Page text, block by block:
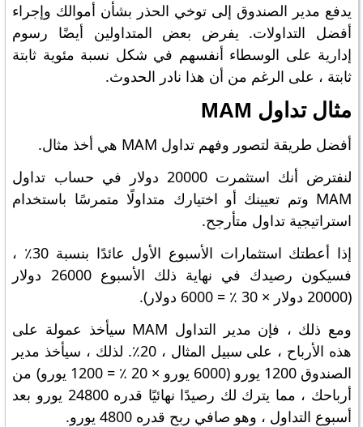
يدفع مدير الصندوق إلى توخي الحذر بشأن أموالك وإجراء
أفضل التداولات. يفرض بعض المتداولين أيضًا رسوم
إدارية على الوسطاء أنفسهم في شكل نسبة مئوية ثابتة
ثابتة ، على الرغم من أن هذا نادر الحدوث.
مثال تداول MAM
أفضل طريقة لتصور وفهم تداول MAM هي أخذ مثال.
لنفترض أنك استثمرت 20000 دولار في حساب تداول
MAM وتم تعيينك أو اختيارك متداولًا متمرسًا باستخدام
استراتيجية تداول متأرجح.
إذا أعطتك استثمارات الأسبوع الأول عائدًا بنسبة 30٪ ،
فسيكون رصيدك في نهاية ذلك الأسبوع 26000 دولار
(20000 دولار × 30 ٪ = 6000 دولار).
ومع ذلك ، فإن مدير التداول MAM سيأخذ عمولة على
هذه الأرباح ، على سبيل المثال ، 20٪. لذلك ، سيأخذ مدير
الصندوق 1200 يورو (6000 يورو × 20 ٪ = 1200 يورو) من
أرباحك ، مما يترك لك رصيدًا نهائيًا قدره 24800 يورو بعد
أسبوع التداول ، وهو صافي ربح قدره 4800 يورو.